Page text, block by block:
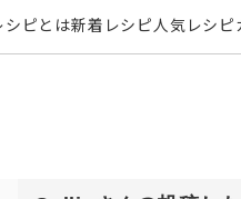
シピとは新着レシピ人気レシピ